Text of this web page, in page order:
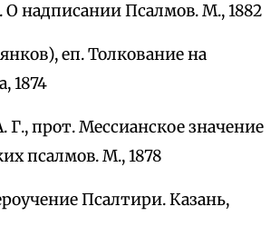
О надписании Псалмов. М., 1882
еп. Толкование на
1874
Г., прот. Мессианское значение
псалмов. М., 1878
Псалтири. Казань,